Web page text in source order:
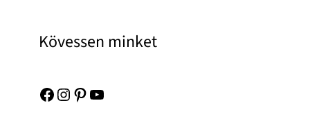
Kövessen minket
Facebook Instagram Pinterest YouTube